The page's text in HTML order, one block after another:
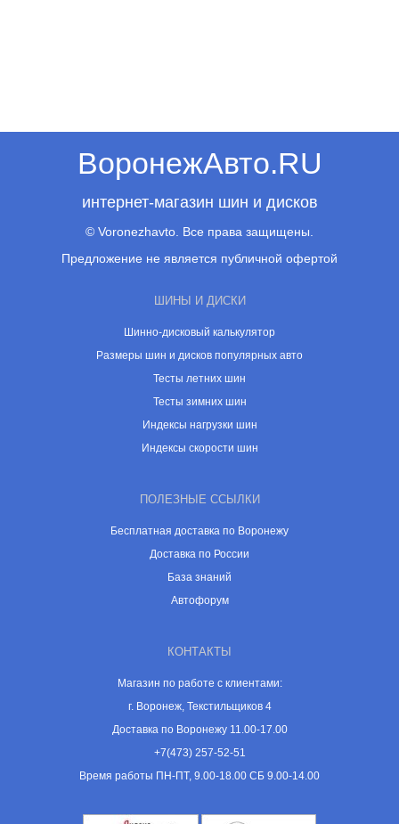
ВоронежАвто.RU
интернет-магазин шин и дисков
© Voronezhavto. Все права защищены.
Предложение не является публичной офертой
ШИНЫ И ДИСКИ
Шинно-дисковый калькулятор
Размеры шин и дисков популярных авто
Тесты летних шин
Тесты зимних шин
Индексы нагрузки шин
Индексы скорости шин
ПОЛЕЗНЫЕ ССЫЛКИ
Бесплатная доставка по Воронежу
Доставка по России
База знаний
Автофорум
КОНТАКТЫ
Магазин по работе с клиентами:
г. Воронеж, Текстильщиков 4
Доставка по Воронежу 11.00-17.00
+7(473) 257-52-51
Время работы ПН-ПТ, 9.00-18.00 СБ 9.00-14.00